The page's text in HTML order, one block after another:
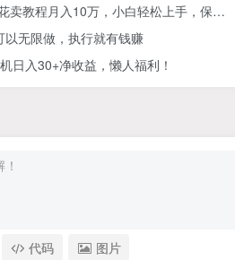
卖教程月入10万，小白轻松上手，保…
无限做，执行就有钱赚
日入30+净收益，懒人福利！
代码 图片